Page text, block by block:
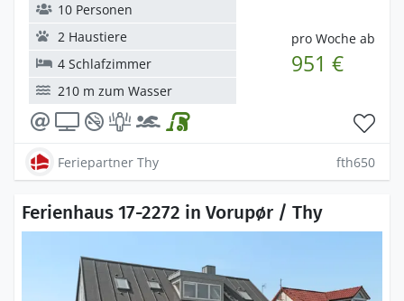
pro Woche ab
951 €
10 Personen
2 Haustiere
4 Schlafzimmer
210 m zum Wasser
Feriepartner Thy fth650
Ferienhaus 17-2272 in Vorupør / Thy